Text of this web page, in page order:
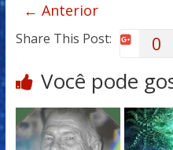
← Anterior
Share This Post: 0
Você pode